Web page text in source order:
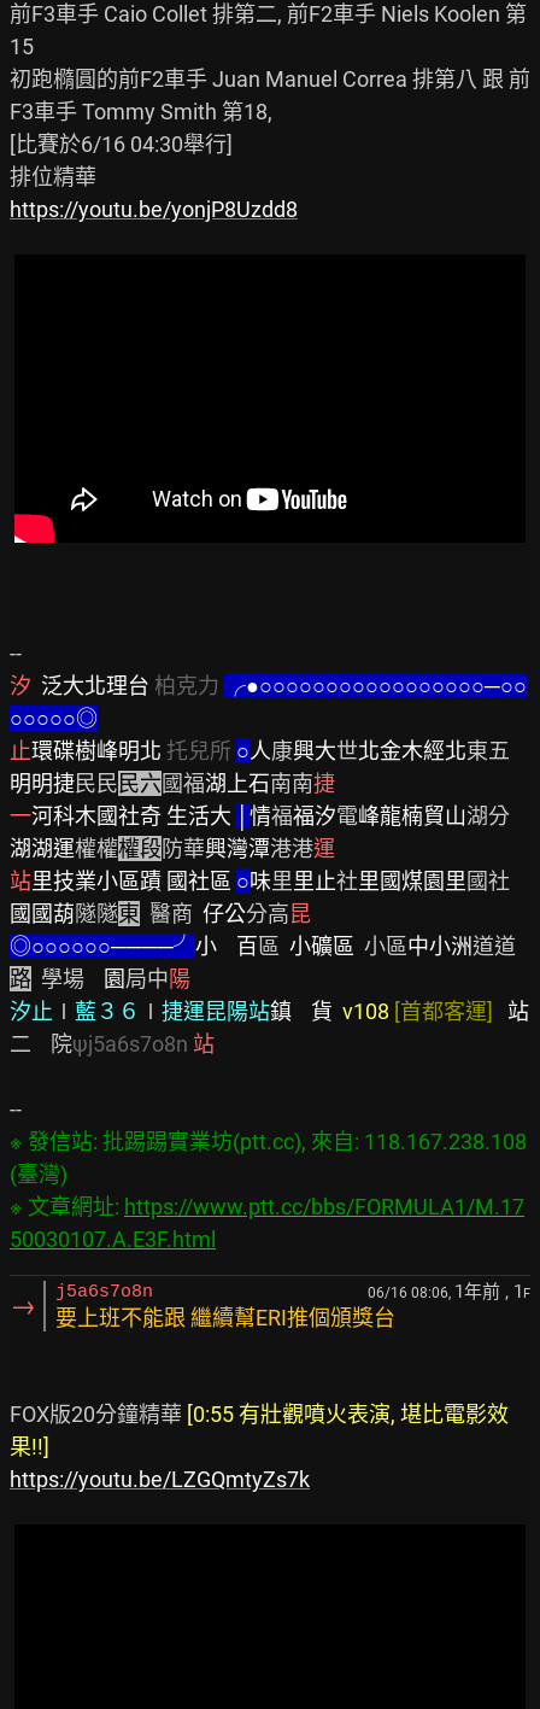
前F3車手 Caio Collet 排第二, 前F2車手 Niels Koolen 第
15
初跑橢圓的前F2車手 Juan Manuel Correa 排第八 跟 前
F3車手 Tommy Smith 第18,
[比賽於6/16 04:30舉行]
https://youtu.be/yonjP8Uzdd8
汐
  泛大北理台
柏克力
╭●○○○○○○○○○○○○○○○○○─○○
○○○○○◎
止環碟樹峰明北 托兒所 ○人康興大世北金木經北東五
明明捷民民民六國福湖上石南南捷
一河科木國社奇 生活大 情福福汐電峰龍楠貿山湖分
湖湖運權權權段防華興灣潭港港運
站里技業小區蹟 國社區 ○味里里止社里國煤園里國社
國國葫隧隧東
  醫商
仔公分高昆
◎○○○○○○────╯ 小 百區 小礦區
  小區
中小洲道道
路
  學場
園局中陽
汐止 ∣ 藍３６ ∣ 捷運昆陽站鎮 貨 v108 [首都客運]
站
二    院ψj5a6s7o8n 站
※ 發信站: 批踢踢實業坊(ptt.cc), 來自: 118.167.238.108
(臺灣)
※ 文章網址: https://www.ptt.cc/bbs/FORMULA1/M.17
50030107.A.E3F.html
→ j5a6s7o8n 06/16 08:06, 1年前 , 1 F
要上班不能跟 繼續幫ERI推個頒獎台
FOX版20分鐘精華 [0:55 有壯觀噴火表演, 堪比電影效
果!!]
https://youtu.be/LZGQmtyZs7k